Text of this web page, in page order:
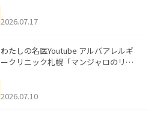
した。
2026.07.17
わたしの名医Youtube アルバアレルギ
ークリニック札幌「マンジャロのリア
た。
2026.07.10